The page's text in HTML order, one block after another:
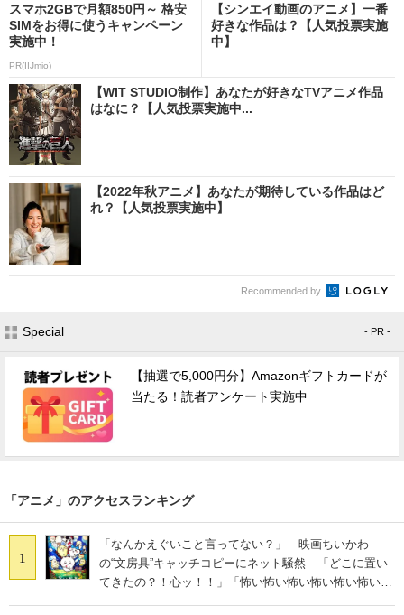
スマホ2GBで月額850円～ 格安
SIMをお得に使うキャンペーン
実施中！
PR(IIJmio)
【シンエイ動画のアニメ】一番
好きな作品は？【人気投票実施
中】
【WIT STUDIO制作】あなたが好きなTVアニメ作品
はなに？【人気投票実施中...
【2022年秋アニメ】あなたが期待している作品はど
れ？【人気投票実施中】
Recommended by
Special - PR -
【抽選で5,000円分】Amazonギフトカードが
当たる！読者アンケート実施中
「アニメ」のアクセスランキング
1
「なんかえぐいこと言ってない？」 映画ちいかわ
の“文房具”キャッチコピーにネット騒然 「どこに置い
てきたの？！心ッ！！」「怖い怖い怖い怖い怖い怖い怖